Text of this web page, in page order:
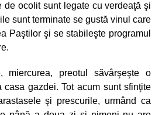
de ocolit sunt legate cu verdeaţă şi
sunt terminate se gustă vinul care
Paştilor şi se stabileşte programul
miercurea, preotul săvârşeşte o
gazdei. Tot acum sunt sfinţite
şi prescurile, urmând ca